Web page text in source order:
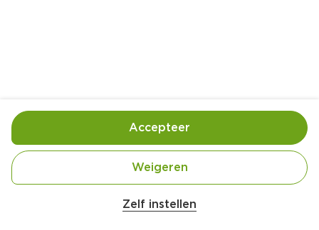
Handige informatie over dit product
Vriesvers
Zelf instellen
Weigeren
Accepteer